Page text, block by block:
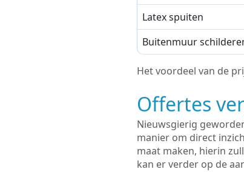
Latex spuiten
Buitenmuur
Het voordeel van de
Offertes
Nieuwsgierig
manier om direct
maat maken, hierin
kan er verder op de